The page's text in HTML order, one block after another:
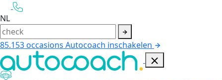
NL
85.153occasions Autocoach inschakelen